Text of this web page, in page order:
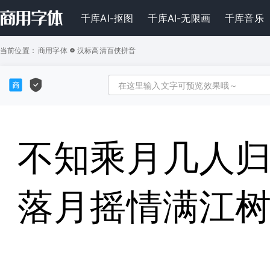
千库AI-抠图 千库AI-无限画 千库音乐
当前位置： 商用字体 汉标高清百侠拼音
不知乘月几人
落月摇情满江